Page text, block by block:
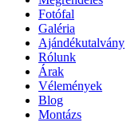
Fotófal
Galéria
Ajándékutalvány
Rólunk
Árak
Vélemények
Blog
Montázs